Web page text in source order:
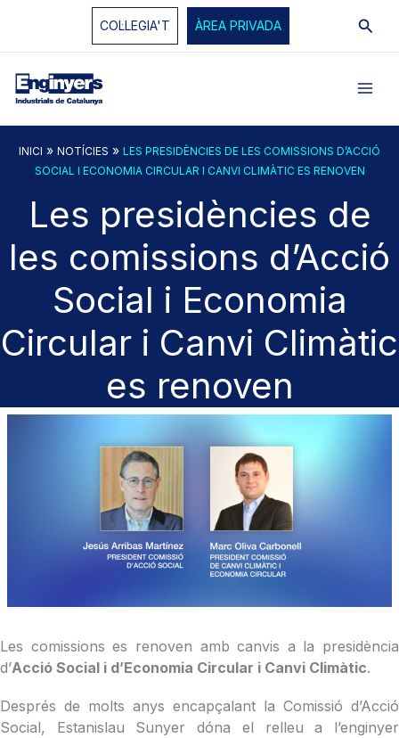
COL·LEGIA'T ÀREA PRIVADA
INICI » NOTÍCIES » LES PRESIDÈNCIES DE LES COMISSIONS D’ACCIÓ
SOCIAL I ECONOMIA CIRCULAR I CANVI CLIMÀTIC ES RENOVEN
Les presidències de
les comissions d’Acció
Social i Economia
Circular i Canvi Climàtic
es renoven
Les comissions es renoven amb canvis a la presidència
d’Acció Social i d’Economia Circular i Canvi Climàtic.
Després de molts anys encapçalant la Comissió d’Acció
Social, Estanislau Sunyer dóna el relleu a l’enginyer